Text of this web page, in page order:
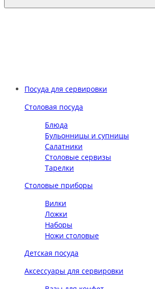
Посуда для сервировки
Столовая посуда
Блюда
Бульонницы и супницы
Салатники
Столовые сервизы
Тарелки
Столовые приборы
Вилки
Ложки
Наборы
Ножи столовые
Детская посуда
Аксессуары для сервировки